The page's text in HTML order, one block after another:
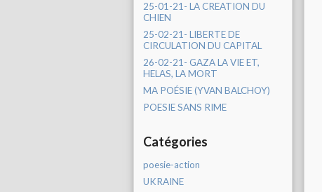
25-01-21- LA CREATION DU
CHIEN
25-02-21- LIBERTE DE
CIRCULATION DU CAPITAL
26-02-21- GAZA LA VIE ET,
HELAS, LA MORT
MA POÉSIE (YVAN BALCHOY)
POESIE SANS RIME
Catégories
poesie-action
UKRAINE